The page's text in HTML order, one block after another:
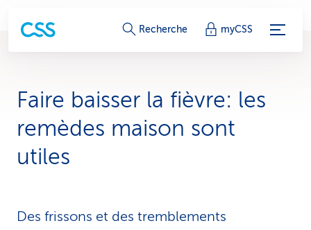
L
s
s
Recherche myCSS
Faire baisser la fièvre: les
remèdes maison sont
utiles
Des frissons et des tremblements